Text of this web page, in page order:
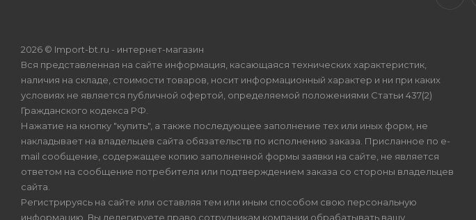
2026 © Import-bt.ru - интернет-магазин
Вся представленная на сайте информация, касающаяся технических характеристик,
наличия на складе, стоимости товаров, носит информационный характер и ни при каких
условиях не является публичной офертой, определяемой положениями Статьи 437(2)
Гражданского кодекса РФ.
Нажатие на кнопку "купить", а также последующее заполнение тех или иных форм, не
накладывает на владельцев сайта обязательств по исполнению заказа. Присланное по e-
mail сообщение, содержащее копию заполненной формы заявки на сайте, не является
ответом на сообщение потребителя или подтверждением заказа со стороны владельцев
сайта.
Регистрируясь на сайте или оставляя тем или иным способом свою персональную
информацию, Вы делегируете право сотрудникам компании обрабатывать вашу